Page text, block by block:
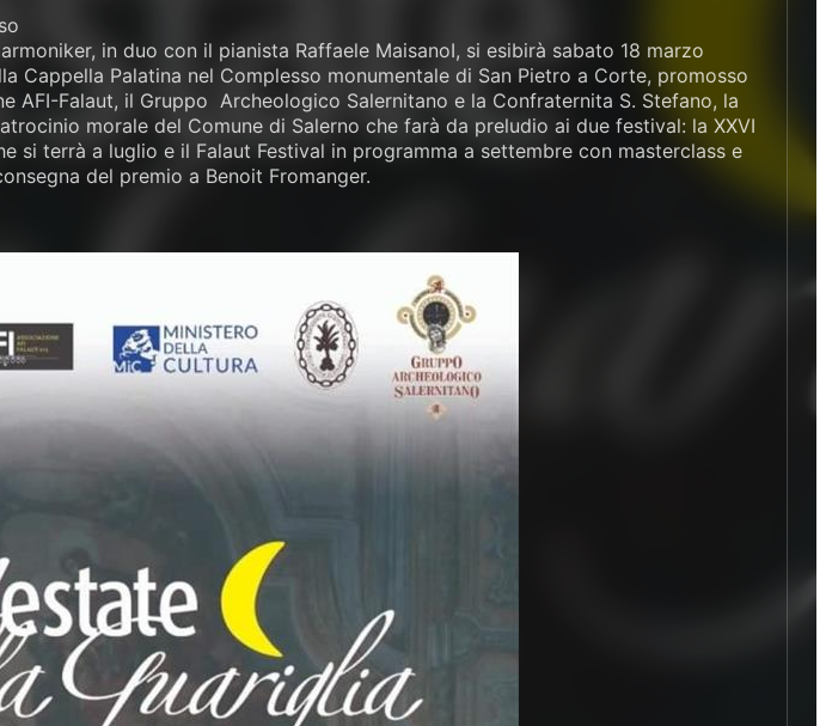
in duo con il pianista Raffaele MaisanoI, si esibirà sabato 18 marzo
Cappella Palatina nel Complesso monumentale di San Pietro a Corte, promosso
AFI-Falaut, il Gruppo Archeologico Salernitano e la Confraternita S. Stefano, la
morale del Comune di Salerno che farà da preludio ai due festival: la XXVI
si terrà a luglio e il Falaut Festival in programma a settembre con masterclass e
del premio a Benoit Fromanger.